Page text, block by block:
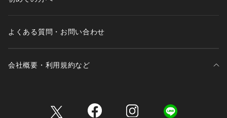
よくある質問・お問い合わせ
会社概要・利用規約など